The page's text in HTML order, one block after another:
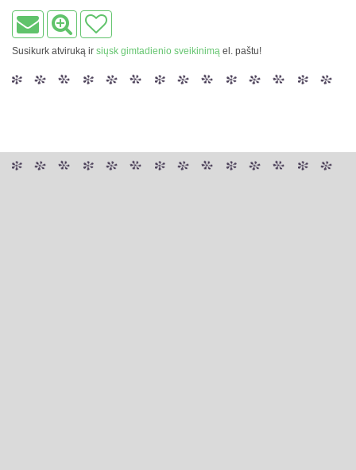
Susikurk atviruką ir siųsk gimtadienio sveikinimą el. paštu!